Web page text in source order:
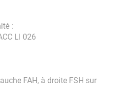
:
LI 026
FAH, à droite FSH sur